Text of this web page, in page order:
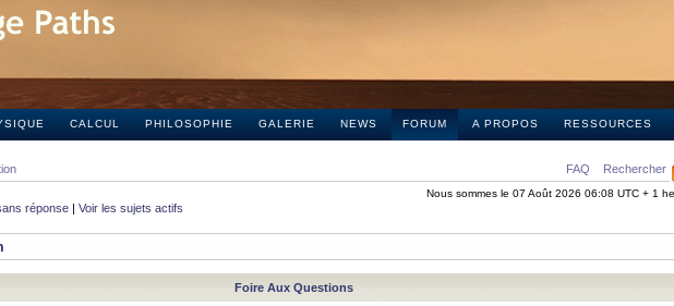
CALCUL PHILOSOPHIE GALERIE NEWS FORUM A PROPOS RESSOURCES
FAQ Rechercher
Nous sommes le 07 Août 2026 06:08 UTC + 1
réponse | Voir les sujets actifs
Foire Aux Questions